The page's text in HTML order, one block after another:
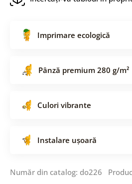
Imprimare ecologică
Pânză premium 280 g/m²
Culori vibrante
Instalare ușoară
Număr din catalog: do226